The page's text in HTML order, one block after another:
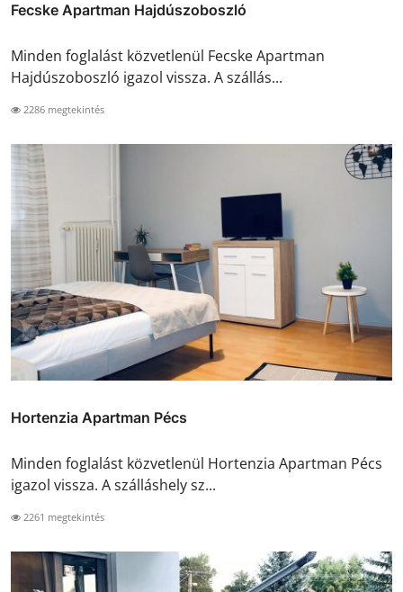
Fecske Apartman Hajdúszoboszló
Minden foglalást közvetlenül Fecske Apartman
Hajdúszoboszló igazol vissza. A szállás...
2286 megtekintés
Hortenzia Apartman Pécs
Minden foglalást közvetlenül Hortenzia Apartman Pécs
igazol vissza. A szálláshely sz...
2261 megtekintés